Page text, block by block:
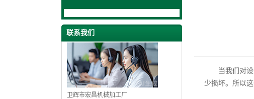
联系我们
卫辉市宏昌机械加工厂
当我们对设备
少损坏。所以